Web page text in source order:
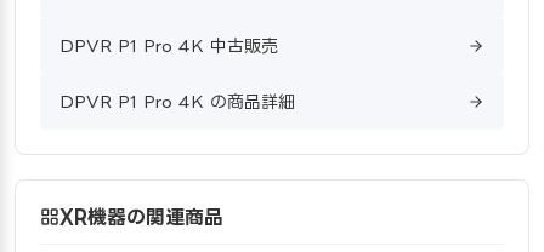
DPVR P1 Pro 4K 中古販売
DPVR P1 Pro 4K の商品詳細
XR機器の関連商品